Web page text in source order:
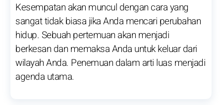
Kesempatan akan muncul dengan cara yang
sangat tidak biasa jika Anda mencari perubahan
hidup. Sebuah pertemuan akan menjadi
berkesan dan memaksa Anda untuk keluar dari
wilayah Anda. Penemuan dalam arti luas menjadi
agenda utama.